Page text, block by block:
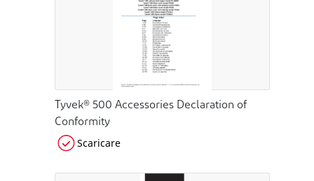
Tyvek® 500 Accessories Declaration of
Conformity
Scaricare